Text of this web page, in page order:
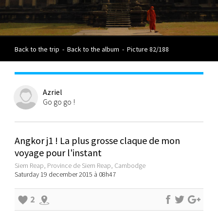
Back to the trip - Back to the album - Picture 82/188
Azriel
Go go go !
Angkor j1 ! La plus grosse claque de mon
voyage pour l'instant
Siem Reap, Province de Siem Reap, Cambodge
Saturday 19 december 2015 à 08h47
2